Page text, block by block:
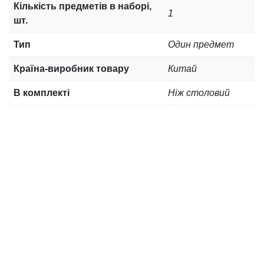
Кількість предметів в наборі,
шт.
1
Тип Один предмет
Країна-виробник товару Китай
В комплекті Ніж столовий